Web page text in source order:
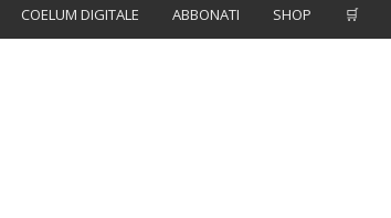
COELUM DIGITALE ABBONATI SHOP 🛒